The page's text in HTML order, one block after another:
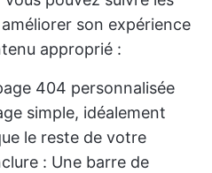
son expérience
approprié :
404 personnalisée
simple, idéalement
le reste de votre
: Une barre de